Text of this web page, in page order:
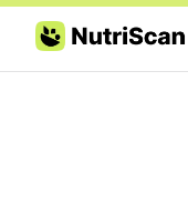
Skip to content